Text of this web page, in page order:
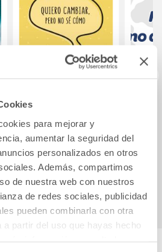
para mejorar y
aumentar la seguridad del
personalizados en otros
Además, compartimos
de nuestra web con nuestros
de redes sociales, publicidad
pueden combinarla con otra
partir del uso que hayas hecho
Quiero cambiar,
pero no sé cómo
5,95€
Comprar